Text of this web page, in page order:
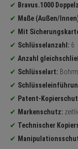
Bravus.1000
Maße (Außen/
Mit
Schlüsselanzahl: 6
Anzahl
Schlüsselart:
Patent-
Markenschutz:
Technischer